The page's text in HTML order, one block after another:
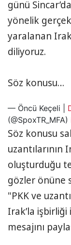
günü
yönelik
yaralanan
diliyoruz.
Söz konusu…
— Öncü Keçeli |
(@SpoxTR_MFA)
Söz konusu
uzantılarının
oluşturduğu
gözler önüne
"PKK ve
Irak’la işbirliği
mesajını